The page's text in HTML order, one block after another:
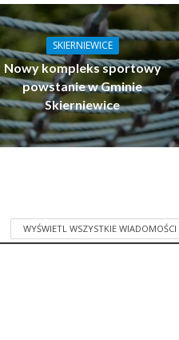
SKIERNIEWICE
Nowy kompleks sportowy
powstanie w Gminie
Skierniewice
WYŚWIETL WSZYSTKIE WIADOMOŚCI